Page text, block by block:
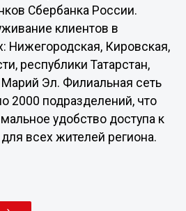
Сбербанка России.
клиентов в
Нижегородская, Кировская,
республики Татарстан,
Эл. Филиальная сеть
2000 подразделений, что
удобство доступа к
всех жителей региона.